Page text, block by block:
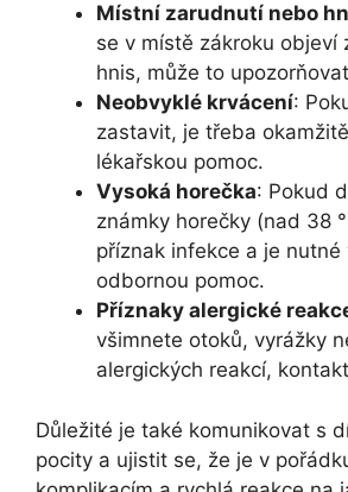
Místní zarudnutí nebo
se v místě zákroku objeví
hnis, může to
Neobvyklé krvácení:
zastavit, je třeba
lékařskou pomoc.
Vysoká horečka: Pokud
známky horečky (nad 38
příznak infekce a je
odbornou pomoc.
Příznaky alergické
všimnete otoků, vyrážky
alergických reakcí,
Důležité je také komunikovat s
pocity a ujistit se, že je v